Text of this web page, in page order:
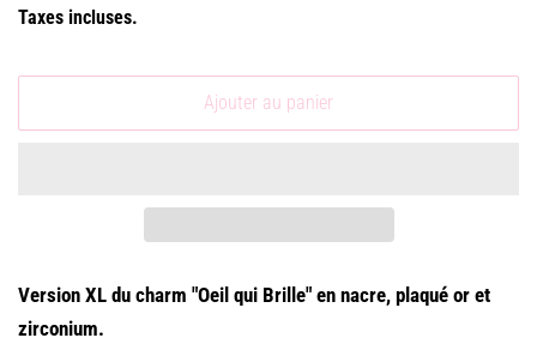
Taxes incluses.
Ajouter au panier
Version XL du charm "Oeil qui Brille" en nacre, plaqué or et
zirconium.